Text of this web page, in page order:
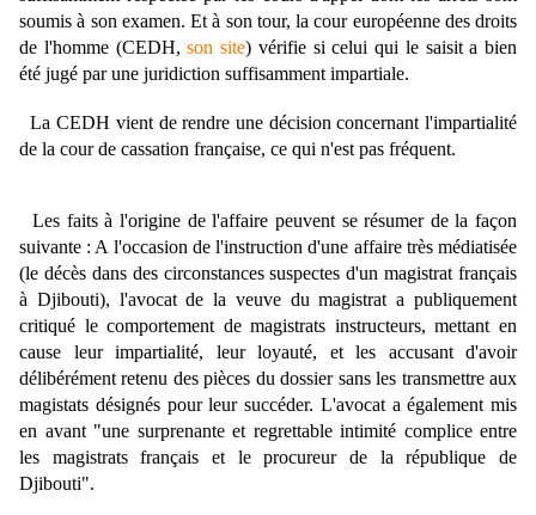
soumis à son examen. Et à son tour, la cour européenne des droits
de l'homme (CEDH,son site) vérifie si celui qui le saisit a bien
été jugé par une juridiction suffisamment impartiale.
La CEDH vient de rendre une décision concernant l'impartialité
de la cour de cassation française, ce qui n'est pas fréquent.
Les faits à l'origine de l'affaire peuvent se résumer de la façon
suivante : A l'occasion de l'instruction d'une affaire très médiatisée
(le décès dans des circonstances suspectes d'un magistrat français
à Djibouti), l'avocat de la veuve du magistrat a publiquement
critiqué le comportement de magistrats instructeurs, mettant en
cause leur impartialité, leur loyauté, et les accusant d'avoir
délibérément retenu des pièces du dossier sans les transmettre aux
magistats désignés pour leur succéder. L'avocat a également mis
en avant "une surprenante et regrettable intimité complice entre
les magistrats français et le procureur de la république de
Djibouti".